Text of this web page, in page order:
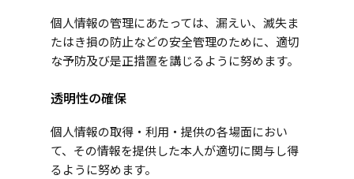
個人情報の管理にあたっては、漏えい、滅失ま
たはき損の防止などの安全管理のために、適切
な予防及び是正措置を講じるように努めます。
透明性の確保
個人情報の取得・利用・提供の各場面におい
て、その情報を提供した本人が適切に関与し得
るように努めます。